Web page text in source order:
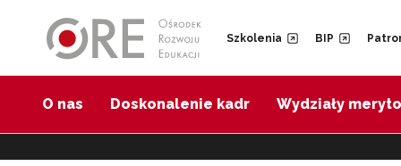
Szkolenia BIP
O nas Doskonalenie kadr Wydziały